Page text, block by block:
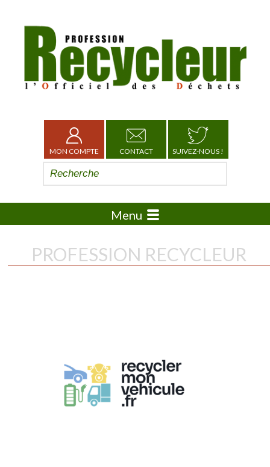
MON COMPTE CONTACT SUIVEZ-NOUS !
Menu
PROFESSION RECYCLEUR